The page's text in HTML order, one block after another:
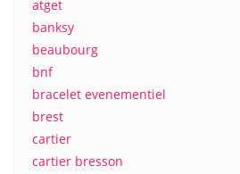
atget
banksy
beaubourg
bnf
bracelet evenementiel
brest
cartier
cartier bresson